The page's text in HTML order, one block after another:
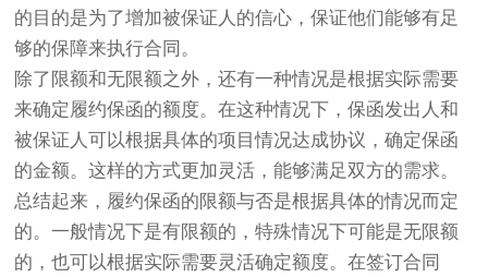
的目的是为了增加被保证人的信心，保证他们能够有足
够的保障来执行合同。
除了限额和无限额之外，还有一种情况是根据实际需要
来确定履约保函的额度。在这种情况下，保函发出人和
被保证人可以根据具体的项目情况达成协议，确定保函
的金额。这样的方式更加灵活，能够满足双方的需求。
总结起来，履约保函的限额与否是根据具体的情况而定
的。一般情况下是有限额的，特殊情况下可能是无限额
的，也可以根据实际需要灵活确定额度。在签订合同